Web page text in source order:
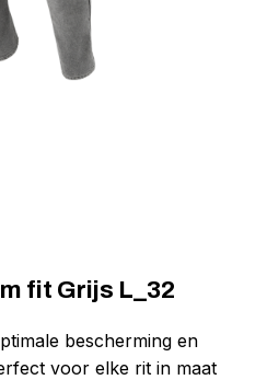
fit Grijs L_32
bescherming en
voor elke rit in maat